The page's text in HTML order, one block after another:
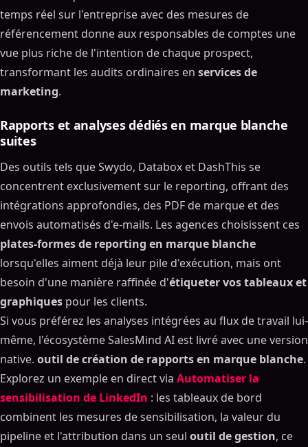
temps réel sur l'entreprise avec des mesures de
référencement donne aux responsables de comptes une
vue plus riche de l'intention de chaque prospect,
transformant les audits ordinaires en services de
marketing.
Rapports et analyses dédiés en marque blanche
suites
Des outils tels que Swydo, Databox et DashThis se
concentrent exclusivement sur le reporting, offrant des
intégrations approfondies, des PDF de marque et des
envois automatisés d'e-mails. Les agences choisissent ces
plates-formes de reporting en marque blanche
lorsqu'elles aiment déjà leur pile d'exécution, mais ont
besoin d'une manière raffinée d'étiqueter vos tableaux et
graphiques pour les clients.
Si vous préférez les analyses intégrées au flux de travail lui-
même, l'écosystème SalesMind AI est livré avec une version
native. outil de création de rapports en marque blanche.
Explorez un exemple en direct via Automatiser la
sensibilisation de LinkedIn : les tableaux de bord
combinent les mesures de sensibilisation, la valeur du
pipeline et l'attribution dans un seul outil de gestion, ce